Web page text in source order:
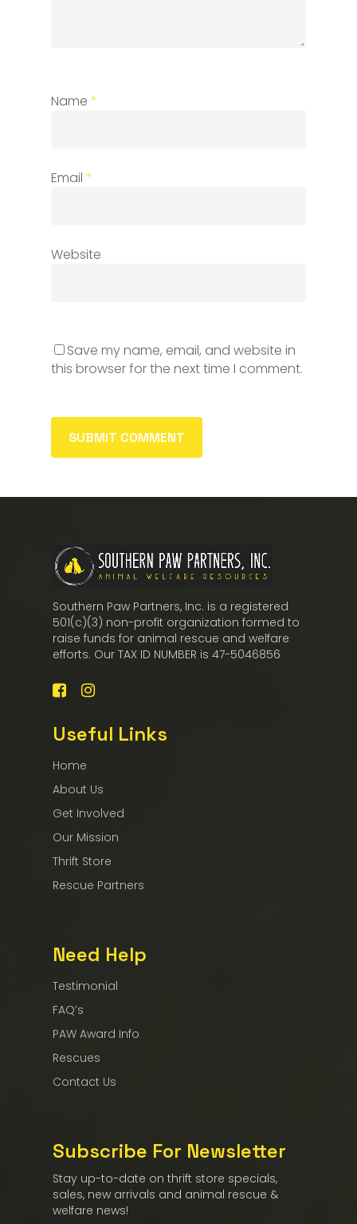
Name *
Email *
Website
Save my name, email, and website in
this browser for the next time I comment.
Southern Paw Partners, Inc. is a registered
501(c)(3) non-profit organization formed to
raise funds for animal rescue and welfare
efforts. Our TAX ID NUMBER is 47-5046856
Useful Links
Home
About Us
Get Involved
Our Mission
Thrift Store
Rescue Partners
Need Help
Testimonial
FAQ’s
PAW Award Info
Rescues
Contact Us
Subscribe For Newsletter
Stay up-to-date on thrift store specials,
sales, new arrivals and animal rescue &
welfare news!